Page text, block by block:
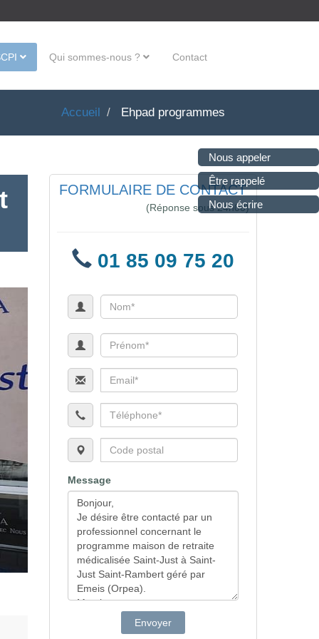
Nous appeler
Être rappelé
Nous écrire
Qui sommes-nous ? Contact
Accueil Ehpad programmes
FORMULAIRE DE CONTACT
(Réponse sous 24h00)
01 85 09 75 20
Message
Envoyer